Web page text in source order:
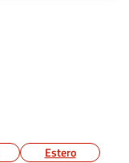
Estero